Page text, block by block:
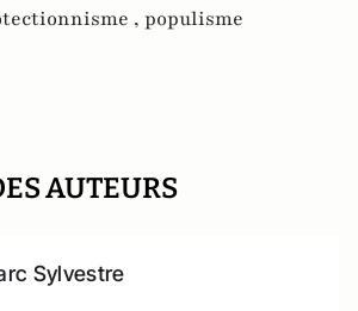
, populisme
AUTEURS
Sylvestre